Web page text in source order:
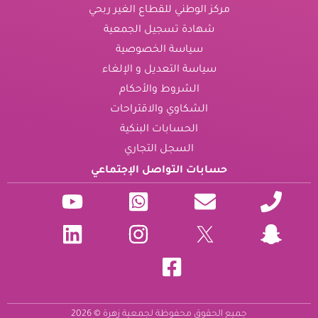
مركز الوطني للقطاع الغير ربحي
شهادة تسجيل الجمعية
سياسة الخصوصية
سياسة التعديل و الإلغاء
الشروط والأحكام
الشكاوي والاقتراحات
الحسابات البنكية
السجل التجاري
حسابات التواصل الإجتماعي
جميع الحقوق محفوظة لجمعية زهرة © 2026